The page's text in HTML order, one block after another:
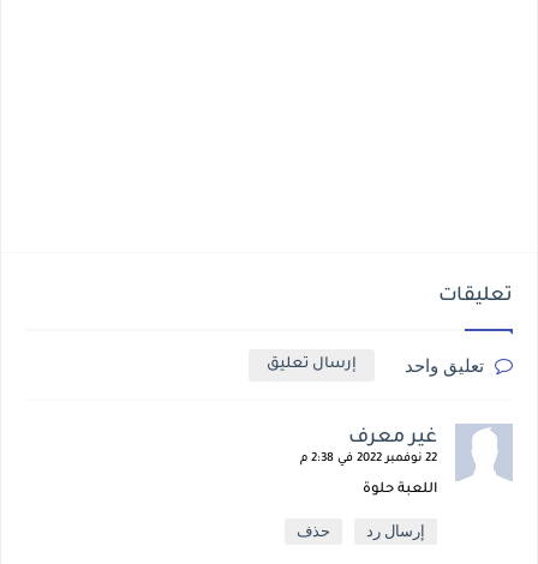
تعليقات
تعليق واحد إرسال تعليق
غير معرف
22 نوفمبر 2022 في 2:38 م
اللعبة حلوة
إرسال رد حذف